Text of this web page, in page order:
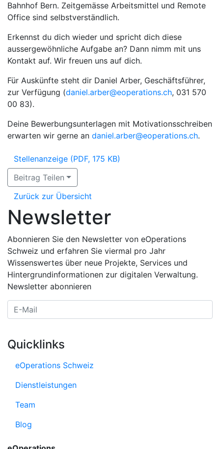
Bahnhof Bern. Zeitgemässe Arbeitsmittel und Remote
Office sind selbstverständlich.
Erkennst du dich wieder und spricht dich diese
aussergewöhnliche Aufgabe an? Dann nimm mit uns
Kontakt auf. Wir freuen uns auf dich.
Für Auskünfte steht dir Daniel Arber, Geschäftsführer,
zur Verfügung (daniel.arber@eoperations.ch, 031 570
00 83).
Deine Bewerbungsunterlagen mit Motivationsschreiben
erwarten wir gerne an daniel.arber@eoperations.ch.
Beitrag Teilen
Stellenanzeige (PDF, 175 KB)
Zurück zur Übersicht
Newsletter
Abonnieren Sie den Newsletter von eOperations
Schweiz und erfahren Sie viermal pro Jahr
Wissenswertes über neue Projekte, Services und
Hintergrundinformationen zur digitalen Verwaltung.
Newsletter abonnieren
E-Mail Adresse
Quicklinks
eOperations Schweiz
Dienstleistungen
Team
Blog